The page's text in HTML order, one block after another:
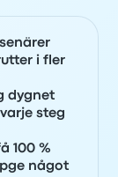
i fler
dygnet
steg
100 %
något